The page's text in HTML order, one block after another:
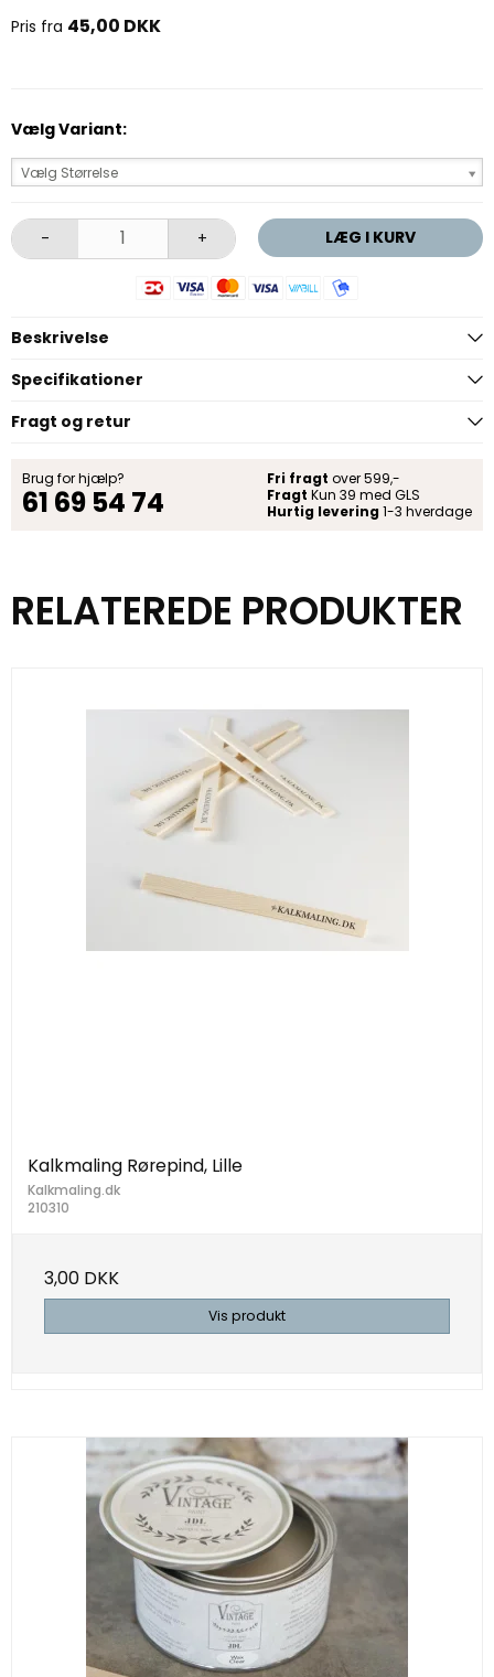
Pris fra 45,00 DKK
Vælg Variant:
Vælg Størrelse
- + LÆG I KURV
Beskrivelse
Specifikationer
Fragt og retur
Brug for hjælp?
61 69 54 74
Fri fragt over 599,-
Fragt Kun 39 med GLS
Hurtig levering 1-3 hverdage
RELATEREDE PRODUKTER
Kalkmaling Rørepind, Lille
Kalkmaling.dk
210310
3,00 DKK
Vis produkt